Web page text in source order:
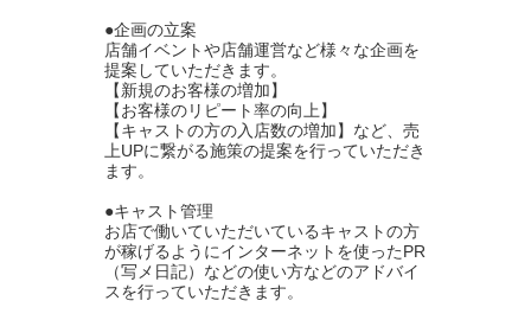
●企画の立案
店舗イベントや店舗運営など様々な企画を
提案していただきます。
【新規のお客様の増加】
【お客様のリピート率の向上】
【キャストの方の入店数の増加】など、売
上UPに繋がる施策の提案を行っていただき
ます。
●キャスト管理
お店で働いていただいているキャストの方
が稼げるようにインターネットを使ったPR
（写メ日記）などの使い方などのアドバイ
スを行っていただきます。